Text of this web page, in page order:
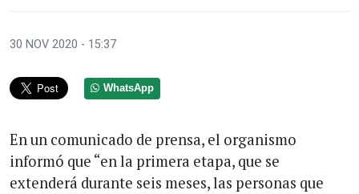
30 NOV 2020 - 15:37
WhatsApp
En un comunicado de prensa, el organismo
informó que “en la primera etapa, que se
extenderá durante seis meses, las personas que